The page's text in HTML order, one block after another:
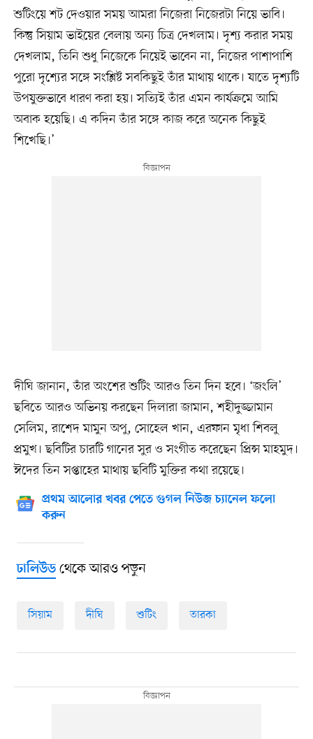
শুটিংয়ে শট দেওয়ার সময় আমরা নিজেরা নিজেরটা নিয়ে ভাবি।
কিন্তু সিয়াম ভাইয়ের বেলায় অন্য চিত্র দেখলাম। দৃশ্য করার সময়
দেখলাম, তিনি শুধু নিজেকে নিয়েই ভাবেন না, নিজের পাশাপাশি
পুরো দৃশ্যের সঙ্গে সংশ্লিষ্ট সবকিছুই তাঁর মাথায় থাকে। যাতে দৃশ্যটি
উপযুক্তভাবে ধারণ করা হয়। সত্যিই তাঁর এমন কার্যক্রমে আমি
অবাক হয়েছি। এ কদিন তাঁর সঙ্গে কাজ করে অনেক কিছুই
শিখেছি।’
দীঘি জানান, তাঁর অংশের শুটিং আরও তিন দিন হবে। ‘জংলি’
ছবিতে আরও অভিনয় করছেন দিলারা জামান, শহীদুজ্জামান
সেলিম, রাশেদ মামুন অপু, সোহেল খান, এরফান মৃধা শিবলু
প্রমুখ। ছবিটির চারটি গানের সুর ও সংগীত করেছেন প্রিন্স মাহমুদ।
ঈদের তিন সপ্তাহের মাথায় ছবিটি মুক্তির কথা রয়েছে।
প্রথম আলোর খবর পেতে গুগল নিউজ চ্যানেল ফলো
করুন
ঢালিউডথেকে আরও পড়ুন
সিয়াম দীঘি শুটিং তারকা